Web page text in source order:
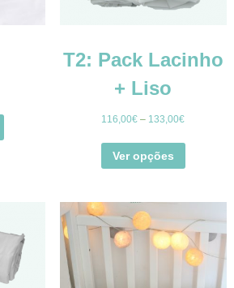
T2: Pack Lacinho
+ Liso
116,00€ – 133,00€
Ver opções